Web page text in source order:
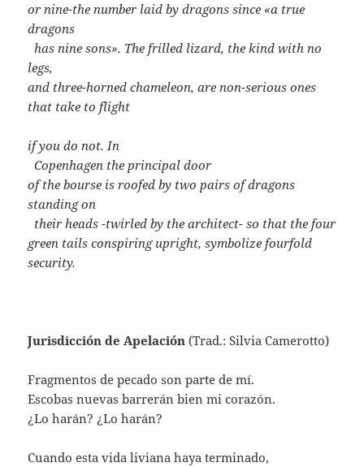
or nine-the number laid by dragons since «a true
dragons
..has nine sons». The frilled lizard, the kind with no
legs,
and three-horned chameleon, are non-serious ones
that take to flight
if you do not. In
..Copenhagen the principal door
of the bourse is roofed by two pairs of dragons
standing on
their heads -twirled by the architect- so that the four
green tails conspiring upright, symbolize fourfold
security.
Jurisdicción de Apelación(Trad.: Silvia Camerotto)
Fragmentos de pecado son parte de mí.
Escobas nuevas barrerán bien mi corazón.
¿Lo harán? ¿Lo harán?
Cuando esta vida liviana haya terminado,